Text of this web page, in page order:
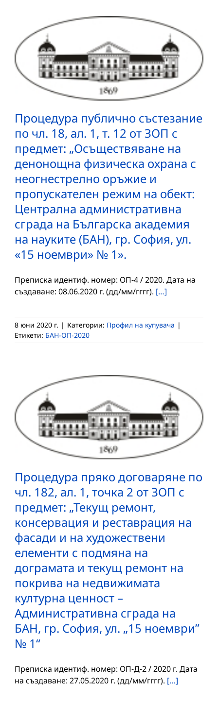
Процедура публично състезание
по чл. 18, ал. 1, т. 12 от ЗОП с
предмет: „Осъществяване на
денонощна физическа охрана с
неогнестрелно оръжие и
пропускателен режим на обект:
Централна административна
сграда на Българска академия
на науките (БАН), гр. София, ул.
«15 ноември» № 1».
Преписка идентиф. номер: ОП-4 / 2020. Дата на
създаване: 08.06.2020 г. (дд/мм/гггг). […]
8 юни 2020 г. | Категории: Профил на купувача |
Етикети: БАН-ОП-2020
Процедура пряко договаряне по
чл. 182, ал. 1, точка 2 от ЗОП с
предмет: „Текущ ремонт,
консервация и реставрация на
фасади и на художествени
елементи с подмяна на
дограмата и текущ ремонт на
покрива на недвижимата
културна ценност –
Административна сграда на
БАН, гр. София, ул. „15 ноември”
№ 1“
Преписка идентиф. номер: ОП-Д-2 / 2020 г. Дата
на създаване: 27.05.2020 г. (дд/мм/гггг). […]